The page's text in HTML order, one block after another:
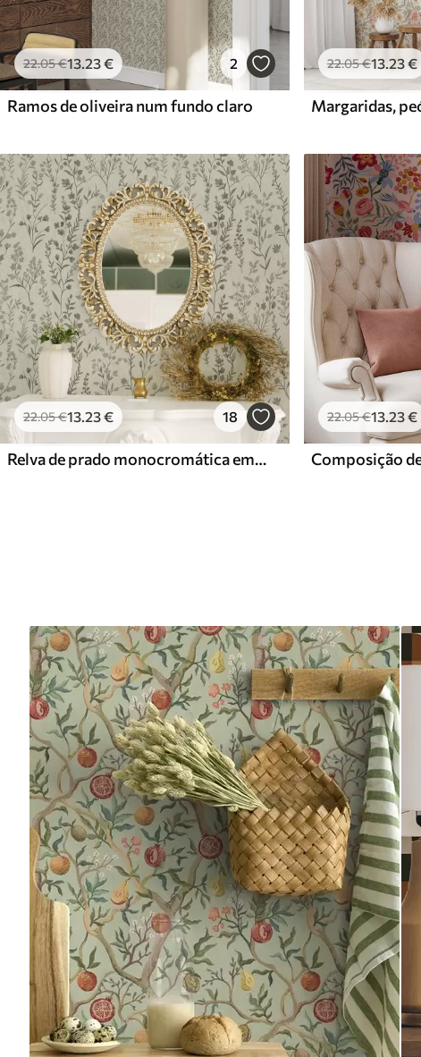
22.05€13.23€ 2
Ramos de oliveira num fundo claro
22.05€13.23€
22.05€13.23€ 18
Relva de prado monocromática em estilo vintage
22.05€13.23€